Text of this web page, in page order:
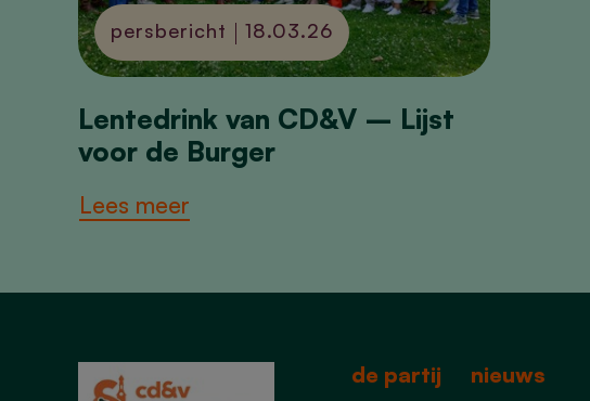
persbericht 18.03.26
Lentedrink van CD&V – Lijst
voor de Burger
Lees meer
de partij nieuws